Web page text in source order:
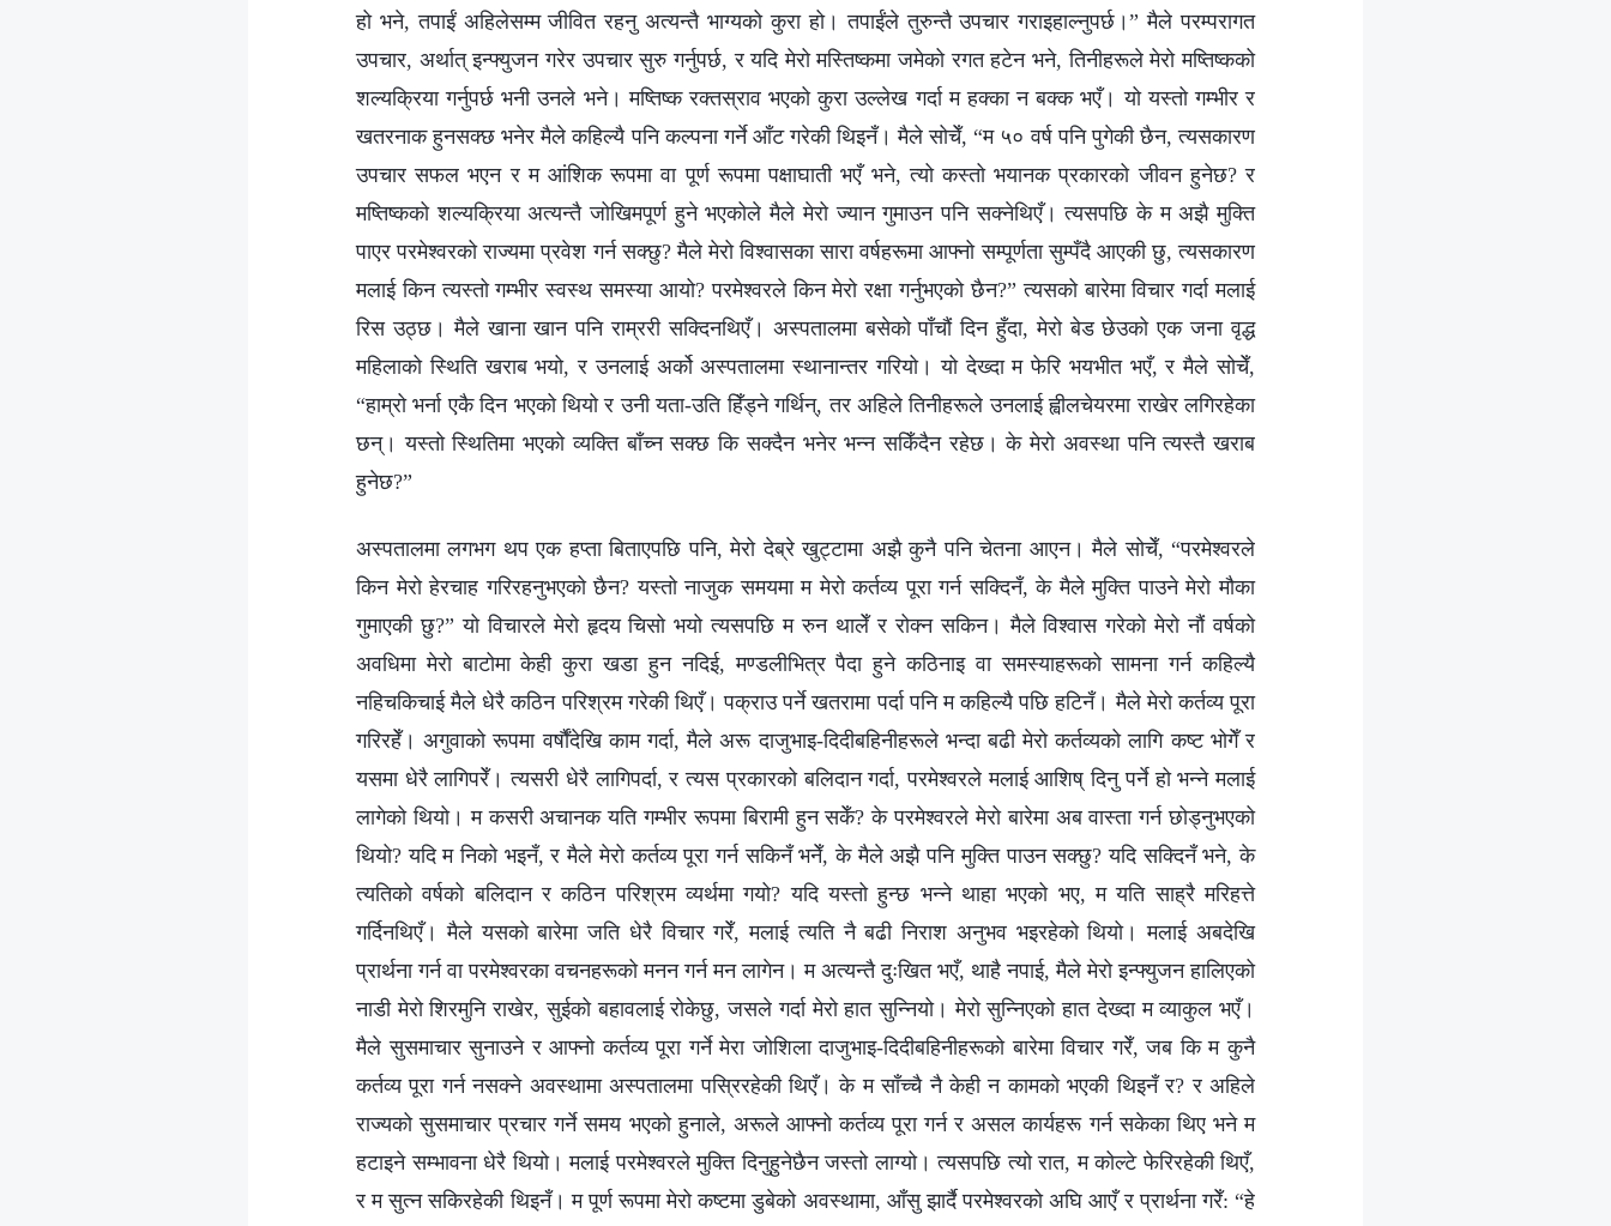
हो भने, तपाईं अहिलेसम्‍म जीवित रहनु अत्यन्तै भाग्यको कुरा हो। तपाईंले तुरुन्तै उपचार गराइहाल्‍नुपर्छ।” मैले परम्‍परागत
उपचार, अर्थात् इन्फ्युजन गरेर उपचार सुरु गर्नुपर्छ, र यदि मेरो मस्तिष्कमा जमेको रगत हटेन भने, तिनीहरूले मेरो मष्तिष्कको
शल्यक्रिया गर्नुपर्छ भनी उनले भने। मष्तिष्क रक्तस्राव भएको कुरा उल्‍लेख गर्दा म हक्‍का न बक्‍क भएँ। यो यस्तो गम्‍भीर र
खतरनाक हुनसक्छ भनेर मैले कहिल्यै पनि कल्‍पना गर्ने आँट गरेकी थिइनँ। मैले सोचेँ, “म ५० वर्ष पनि पुगेकी छैन, त्यसकारण
उपचार सफल भएन र म आंशिक रूपमा वा पूर्ण रूपमा पक्षाघाती भएँ भने, त्यो कस्तो भयानक प्रकारको जीवन हुनेछ? र
मष्तिष्कको शल्यक्रिया अत्यन्तै जोखिमपूर्ण हुने भएकोले मैले मेरो ज्यान गुमाउन पनि सक्‍नेथिएँ। त्यसपछि के म अझै मुक्ति
पाएर परमेश्‍वरको राज्यमा प्रवेश गर्न सक्छु? मैले मेरो विश्‍वासका सारा वर्षहरूमा आफ्‍नो सम्पूर्णता सुम्पँदै आएकी छु, त्यसकारण
मलाई किन त्यस्तो गम्भीर स्वस्थ समस्या आयो? परमेश्‍वरले किन मेरो रक्षा गर्नुभएको छैन?” त्यसको बारेमा विचार गर्दा मलाई
रिस उठ्छ। मैले खाना खान पनि राम्ररी सक्दिनथिएँ। अस्पतालमा बसेको पाँचौं दिन हुँदा, मेरो बेड छेउको एक जना वृद्ध
महिलाको स्थिति खराब भयो, र उनलाई अर्को अस्पतालमा स्थानान्तर गरियो। यो देख्दा म फेरि भयभीत भएँ, र मैले सोचेँ,
“हाम्रो भर्ना एकै दिन भएको थियो र उनी यता-उति हिँड्ने गर्थिन्, तर अहिले तिनीहरूले उनलाई ह्वीलचेयरमा राखेर लगिरहेका
छन्। यस्तो स्थितिमा भएको व्यक्ति बाँच्‍न सक्छ कि सक्दैन भनेर भन्‍न सकिँदैन रहेछ। के मेरो अवस्था पनि त्यस्तै खराब
हुनेछ?”
अस्पतालमा लगभग थप एक हप्ता बिताएपछि पनि, मेरो देब्रे खुट्टामा अझै कुनै पनि चेतना आएन। मैले सोचेँ, “परमेश्‍वरले
किन मेरो हेरचाह गरिरहनुभएको छैन? यस्तो नाजुक समयमा म मेरो कर्तव्य पूरा गर्न सक्दिनँ, के मैले मुक्ति पाउने मेरो मौका
गुमाएकी छु?” यो विचारले मेरो हृदय चिसो भयो त्यसपछि म रुन थालेँ र रोक्‍न सकिन। मैले विश्‍वास गरेको मेरो नौं वर्षको
अवधिमा मेरो बाटोमा केही कुरा खडा हुन नदिई, मण्डलीभित्र पैदा हुने कठिनाइ वा समस्याहरूको सामना गर्न कहिल्यै
नहिचकिचाई मैले धेरै कठिन परिश्रम गरेकी थिएँ। पक्राउ पर्ने खतरामा पर्दा पनि म कहिल्यै पछि हटिनँ। मैले मेरो कर्तव्य पूरा
गरिरहेँ। अगुवाको रूपमा वर्षौंदेखि काम गर्दा, मैले अरू दाजुभाइ-दिदीबहिनीहरूले भन्दा बढी मेरो कर्तव्यको लागि कष्ट भोगेँ र
यसमा धेरै लागिपरेँ। त्यसरी धेरै लागिपर्दा, र त्यस प्रकारको बलिदान गर्दा, परमेश्‍वरले मलाई आशिष्‌ दिनु पर्ने हो भन्‍ने मलाई
लागेको थियो। म कसरी अचानक यति गम्‍भीर रूपमा बिरामी हुन सकेँ? के परमेश्‍वरले मेरो बारेमा अब वास्ता गर्न छोड्नुभएको
थियो? यदि म निको भइनँ, र मैले मेरो कर्तव्य पूरा गर्न सकिनँ भनेँ, के मैले अझै पनि मुक्ति पाउन सक्छु? यदि सक्दिनँ भने, के
त्यतिको वर्षको बलिदान र कठिन परिश्रम व्यर्थमा गयो? यदि यस्तो हुन्छ भन्‍ने थाहा भएको भए, म यति साह्रै मरिहत्ते
गर्दिनथिएँ। मैले यसको बारेमा जति धेरै विचार गरेँ, मलाई त्यति नै बढी निराश अनुभव भइरहेको थियो। मलाई अबदेखि
प्रार्थना गर्न वा परमेश्‍वरका वचनहरूको मनन गर्न मन लागेन। म अत्यन्तै दुःखित भएँ, थाहै नपाई, मैले मेरो इन्फ्युजन हालिएको
नाडी मेरो शिरमुनि राखेर, सुईको बहावलाई रोकेछु, जसले गर्दा मेरो हात सुन्नियो। मेरो सुन्निएको हात देख्दा म व्याकुल भएँ।
मैले सुसमाचार सुनाउने र आफ्‍नो कर्तव्य पूरा गर्ने मेरा जोशिला दाजुभाइ-दिदीबहिनीहरूको बारेमा विचार गरेँ, जब कि म कुनै
कर्तव्य पूरा गर्न नसक्‍ने अवस्थामा अस्पतालमा पस्रिरहेकी थिएँ। के म साँच्‍चै नै केही न कामको भएकी थिइनँ र? र अहिले
राज्यको सुसमाचार प्रचार गर्ने समय भएको हुनाले, अरूले आफ्‍नो कर्तव्य पूरा गर्न र असल कार्यहरू गर्न सकेका थिए भने म
हटाइने सम्‍भावना धेरै थियो। मलाई परमेश्‍वरले मुक्ति दिनुहुनेछैन जस्तो लाग्यो। त्यसपछि त्यो रात, म कोल्टे फेरिरहेकी थिएँ,
र म सुत्‍न सकिरहेकी थिइनँ। म पूर्ण रूपमा मेरो कष्टमा डुबेको अवस्थामा, आँसु झार्दै परमेश्‍वरको अघि आएँ र प्रार्थना गरेँ: “हे